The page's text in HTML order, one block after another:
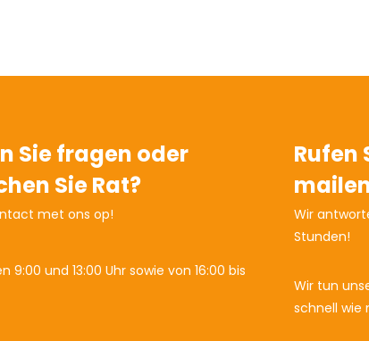
Sie fragen oder
Sie Rat?
met ons op!
9:00 und 13:00 Uhr sowie von 16:00 bis
Rufen
Wir
Stunden!
Wir tun
schnell wie